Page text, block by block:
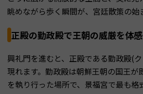
眺めながら歩く瞬間が、宮廷散策の始
正殿の勤政殿で王朝の威厳を体感
興礼門を進むと、正殿である勤政殿(
現れます。勤政殿は朝鮮王朝の国王が
を執り行った場所で、景福宮で最も格